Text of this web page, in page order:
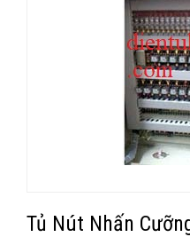
Tủ Nút Nhấn